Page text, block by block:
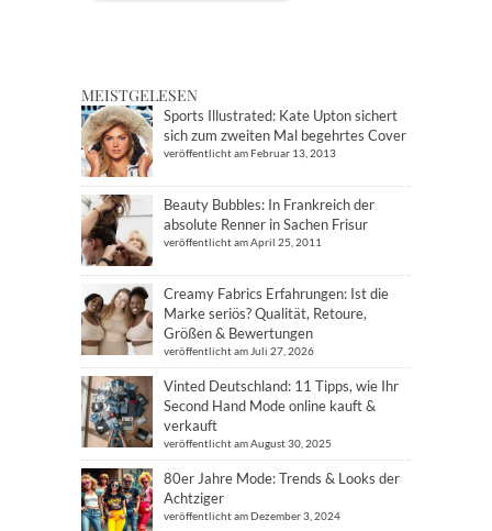
MEISTGELESEN
Sports Illustrated: Kate Upton sichert
sich zum zweiten Mal begehrtes Cover
veröffentlicht am Februar 13, 2013
Beauty Bubbles: In Frankreich der
absolute Renner in Sachen Frisur
veröffentlicht am April 25, 2011
Creamy Fabrics Erfahrungen: Ist die
Marke seriös? Qualität, Retoure,
Größen & Bewertungen
veröffentlicht am Juli 27, 2026
Vinted Deutschland: 11 Tipps, wie Ihr
Second Hand Mode online kauft &
verkauft
veröffentlicht am August 30, 2025
80er Jahre Mode: Trends & Looks der
Achtziger
veröffentlicht am Dezember 3, 2024